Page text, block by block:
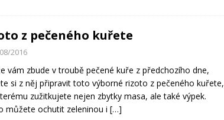
z pečeného kuřete
2016
vám zbude v troubě pečené kuře z předchozího dne,
si z něj připravit toto výborné rizoto z pečeného kuřete,
zužitkujete nejen zbytky masa, ale také výpek.
můžete ochutit zeleninou i […]